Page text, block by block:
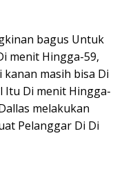
bagus Untuk
menit Hingga-59,
masih bisa Di
Itu Di menit Hingga-
melakukan
Pelanggar Di Di